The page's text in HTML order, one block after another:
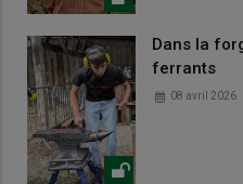
Dans la
ferrants
08 avril 2026